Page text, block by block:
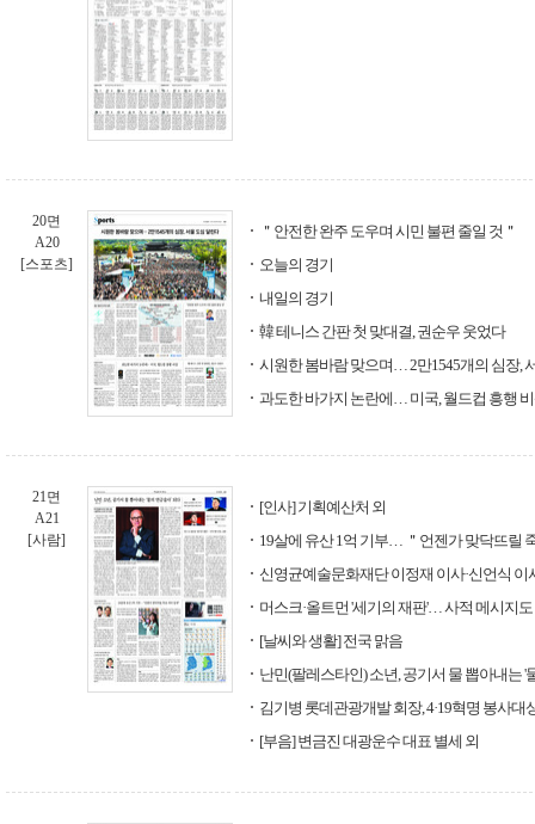
20면
A20
[스포츠]
＂안전한 완주 도우며 시민 불편 줄일 것＂
오늘의 경기
내일의 경기
韓 테니스 간판 첫 맞대결, 권순우 웃었다
시원한 봄바람 맞으며… 2만1545개의 심장,
과도한 바가지 논란에… 미국, 월드컵 흥행
21면
A21
[사람]
[인사] 기획예산처 외
19살에 유산 1억 기부… ＂언젠가 맞닥뜨릴
신영균예술문화재단 이정재 이사·신언식 이
머스크·올트먼 '세기의 재판'… 사적 메시지
[날씨와 생활] 전국 맑음
난민(팔레스타인) 소년, 공기서 물 뽑아내는 '
김기병 롯데관광개발 회장, 4·19혁명 봉사대
[부음] 변금진 대광운수 대표 별세 외